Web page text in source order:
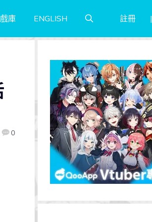
庫 ENGLISH 註冊
0